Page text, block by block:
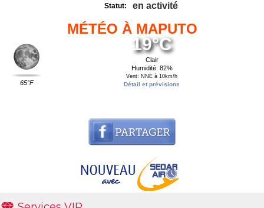
Statut: en activité
MÉTÉO À MAPUTO
65°F
19°C
Clair
Humidité: 82%
Vent: NNE à 10km/h
Détail et prévisions